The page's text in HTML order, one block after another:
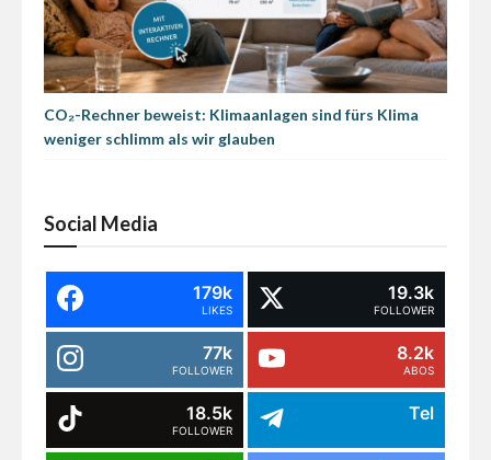
CO₂-Rechner beweist: Klimaanlagen sind fürs Klima
weniger schlimm als wir glauben
Social Media
179k
LIKES
19.3k
FOLLOWER
77k
FOLLOWER
8.2k
ABOS
18.5k
FOLLOWER
Tel